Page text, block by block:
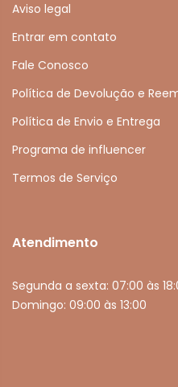
Aviso legal
Entrar em contato
Fale Conosco
Política de Devolução e
Política de Envio e Entrega
Programa de influencer
Termos de Serviço
Atendimento
Segunda a sexta: 07:00 às
Domingo: 09:00 às 13:00